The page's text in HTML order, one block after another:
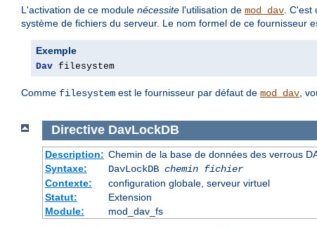
L'activation de ce module nécessite l'utilisation de mod_dav. C'est
système de fichiers du serveur. Le nom formel de ce fournisseur
Exemple
Dav filesystem
Comme filesystem est le fournisseur par défaut de mod_dav,
Directive DavLockDB
Description: Chemin de la base de données des verrous
Syntaxe:
DavLockDB chemin fichier
Contexte:
configuration globale, serveur virtuel
Statut:
Extension
Module:
mod_dav_fs